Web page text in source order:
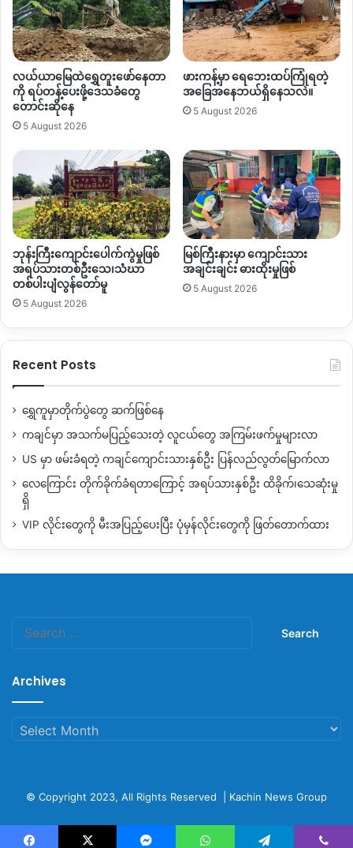
ကုန်ပစ္စည်း အခွန်တွေကို စီးပွားရေးဌာနနဲ့ ဘဏ္ဍာရေးဌာနက
စည်းကြပ်သွားမှာဖြစ်ပြီး လူဝင်မှုကြီးကြပ်ရေး လဝကရုံးကတော့
အဓိကအားဖြင့် ကန်ပိုင်ဂိတ်နဲ့ တရုတ်ပြည်ကို အဝင်အထွက်လုပ်တဲ့
လူတွေအပေါ် အခွန် ကောက်ခံသွားမှာဖြစ်တယ်လို့ သိရပါတယ်။
သို့ပေမယ့်လည်း ဒေသတွင်း ကုန်တွဲကား ပိုင်ရှင်တွေ အတွက်
ကတော့ ပြေစာမှာပါတဲ့ အခွန်တွေထက် ပမာနပိုများတဲ့ ငွေကြေးကို
ပေးဆောင်နေရသလို လက်ရှိပေးဆောင်နေရတဲ့ အခွန်တွေက ကုန်
သယ်ယူပို့ဆောင်မှုကရတဲ့ ငွေကြေးနဲ့ တွက်ခြေမကိုက် ဖြစ်နေတယ်
လို့ ဆိုပါတယ်။
မြစ်ကြီးနား–ကန်ပိုင်တီ လမ်းကြောင်းမှာ ဒေသခံ ကုန်တွဲကားတွေ
ထက် တရုတ်ကုန်တွဲကားတွ ပိုများသလို တရုတ်ကားတွေ အတွက်
ကတော့ ငှက်ပျော်သယ်တဲ့နေရာက အမြတ်မရရင်တောင် တရုတ်
ပြည်က လောင်စာဆီတွေ သယ်လို့ရနေတဲ့အတွက် အမြတ်အစွန်း
တွေ ရနေဆဲ ဖြစ်တယ်လို့ သိရပါတယ်။
ဒါပေမယ့်လည်း ဒေသခံကုန်တွဲကားတွေက တရုတ်ကားတွေလို ဆီ
တွေသယ်ယူခွင့် မရှိတဲ့အတွက် တရုတ်ကားတွေလို အခွန်ဆောင်နိုင်
ဖို့ ခက်ခဲနေတယ်လို့ ပြောဆိုပါတယ်။
ကြောင့်
ဒေသခံ ကုန်ကားပိုင်ရှင်တွေအတွက် အလုပ်အကိုင်
အခွင့်အလမ်းနဲ့ စားဝတ်နေရေးတွေကိုပါ ထိခိုက်လာတာ ဖြစ်ပါ
တယ်။
ကားသမားတွေရဲ့ ပြောပြချက်အရ တရုတ်ပြည်နယ်စပ်ဂိတ်ကနေ
တဲ့ ကုန်ကား
လို့ သိရပါတယ်။
အဲဒီကုန်ကားတွေထဲမှာ ငှက်ပျောသယ်ကား၊ ကုန်ပစ္စည်းသယ်
လမ်းခရီးမှာ တစ်ပတ် ဆယ်လောက်ဝန်းကျင် ကြာမြင့်တတ်လို့ တစ်
လကို ၂ ကြိမ်လောက်သာ ကားထွက်နိုင်တယ်လို့ ဆိုပါတယ်။
လယ်ယာမြေထဲရွှေတူးဖော်နေတာ
ကို ရပ်တန့်ပေးဖို့ဒေသခံတွေ
တောင်းဆိုနေ
5 August 2026
ဖားကန့်မှာ ရေဘေးထပ်ကြုံရတဲ့
အခြေအနေဘယ်ရှိနေသလဲ။
5 August 2026
ဘုန်းကြီးကျောင်းပေါက်ကွဲမှုဖြစ်
အရပ်သားတစ်ဦးသေ၊သံဃာ
တစ်ပါးပျံလွန်တော်မူ
5 August 2026
မြစ်ကြီးနားမှာ ကျောင်းသား
အချင်းချင်း ဓားထိုးမှုဖြစ်
5 August 2026
Recent Posts
ရွှေကူမှာတိုက်ပွဲတွေ ဆက်ဖြစ်နေ
ကချင်မှာ အသက်မပြည့်သေးတဲ့ လူငယ်တွေ အကြမ်းဖက်မှုများလာ
US မှာ ဖမ်းခံရတဲ့ ကချင်ကျောင်းသားနှစ်ဦး ပြန်လည်လွတ်မြောက်လာ
လေကြောင်း တိုက်ခိုက်ခံရတာကြောင့် အရပ်သားနှစ်ဦး ထိခိုက်၊သေဆုံးမှု
ရှိ
VIP လိုင်းတွေကို မီးအပြည့်ပေးပြီး ပုံမှန်လိုင်းတွေကို ဖြတ်တောက်ထား
Archives
Archives
© Copyright 2023, All Rights Reserved | Kachin News Group